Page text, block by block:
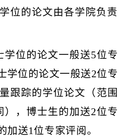
位的论文由各学院负责
学位的论文一般送5位专
学位的论文一般送2位专
跟踪的学位论文（范围
），博士生的加送2位专
加 送1 位专家评阅。